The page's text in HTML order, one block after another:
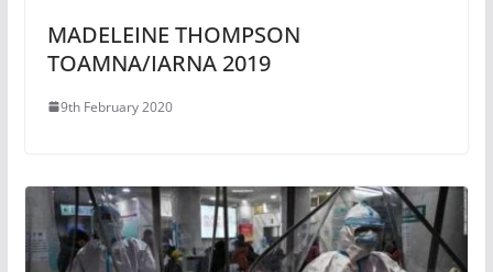
MADELEINE THOMPSON
TOAMNA/IARNA 2019
9th February 2020